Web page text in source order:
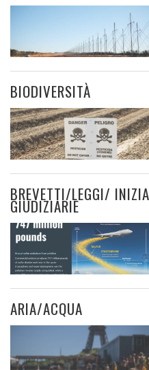
BIODIVERSITÀ
BREVETTI/LEGGI/
GIUDIZIARIE
ARIA/ACQUA